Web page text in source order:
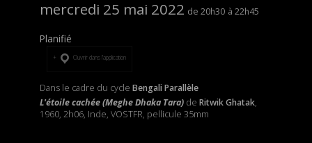
mercredi 25 mai 2022
20h30 22h45
Planifié
Ouvrir dans l’application
Dans le cadre du cycle Bengali Parallèle
L'étoile cachée (Meghe Dhaka Tara)de Ritwik Ghatak,
1960, 2h06, Inde, VOSTFR, pellicule 35mm